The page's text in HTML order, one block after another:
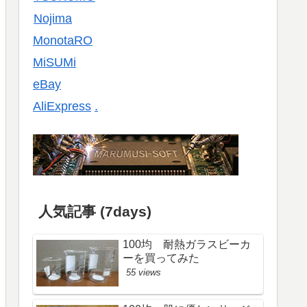
Nojima
MonotaRO
MiSUMi
eBay
AliExpress .
人気記事 (7days)
100均 耐熱ガラスビーカ
ーを買ってみた
55 views